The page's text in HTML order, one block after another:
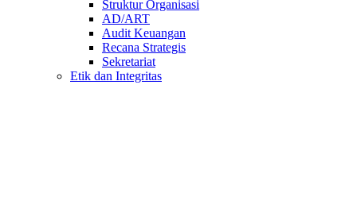
Struktur Organisasi
AD/ART
Audit Keuangan
Recana Strategis
Sekretariat
Etik dan Integritas